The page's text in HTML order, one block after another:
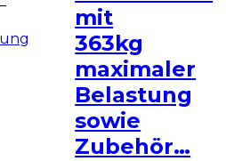
–
mit
363kg
maximaler
Belastung
sowie
Zubehör…